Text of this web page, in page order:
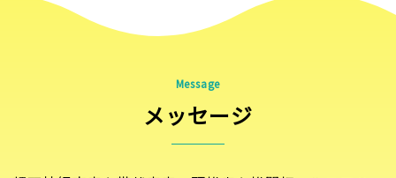
Message
メッセージ